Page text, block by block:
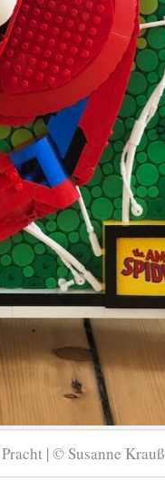
| © Susanne Krauß